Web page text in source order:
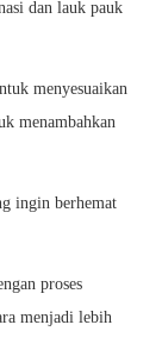
dan lauk pauk
menyesuaikan
menambahkan
ingin berhemat
proses
menjadi lebih